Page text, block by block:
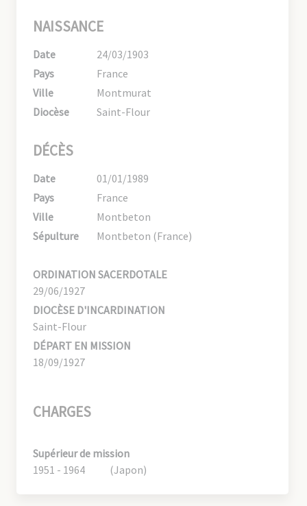
NAISSANCE
Date
24/03/1903
Pays
France
Ville
Montmurat
Diocèse
Saint-Flour
DÉCÈS
Date
01/01/1989
Pays
France
Ville
Montbeton
Sépulture
Montbeton (France)
ORDINATION SACERDOTALE
29/06/1927
DIOCÈSE D'INCARDINATION
Saint-Flour
DÉPART EN MISSION
18/09/1927
CHARGES
Supérieur de mission
1951 - 1964
(Japon)